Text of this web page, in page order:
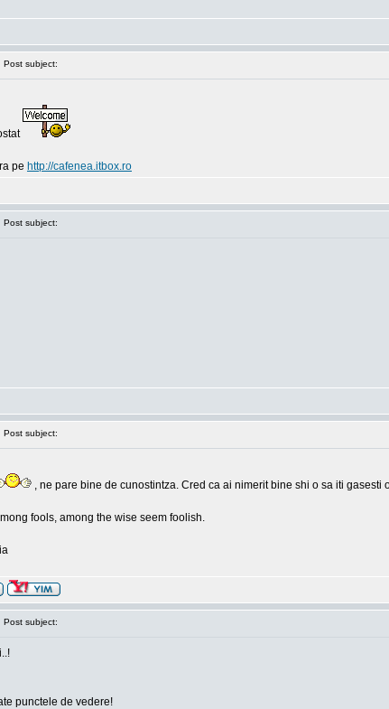
Post subject:
pe http://cafenea.itbox.ro
Post subject:
Post subject:
, ne pare bine de cunostintza. Cred ca ai nimerit bine shi o sa iti gasesti
fools, among the wise seem foolish.
Post subject:
punctele de vedere!